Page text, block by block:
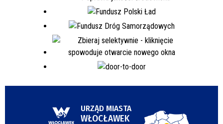
URZĄD MIASTA
WŁOCŁAWEK